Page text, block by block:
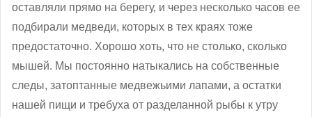
оставляли прямо на берегу, и через несколько часов ее
подбирали медведи, которых в тех краях тоже
предостаточно. Хорошо хоть, что не столько, сколько
мышей. Мы постоянно натыкались на собственные
следы, затоптанные медвежьими лапами, а остатки
нашей пищи и требуха от разделанной рыбы к утру